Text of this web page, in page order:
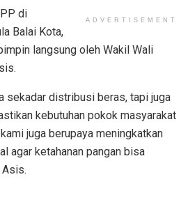
ADVERTISEMENT
di
Balai Kota,
langsung oleh Wakil Wali
sekadar distribusi beras, tapi juga
kebutuhan pokok masyarakat
juga berupaya meningkatkan
agar ketahanan pangan bisa
Asis.